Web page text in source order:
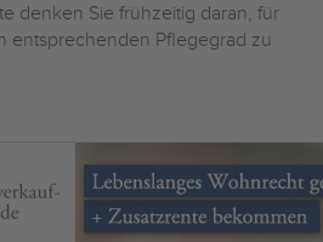
denken Sie frühzeitig daran, für
entsprechenden Pflegegrad zu